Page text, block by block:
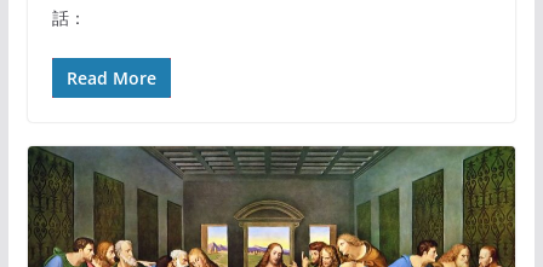
話：
Read More